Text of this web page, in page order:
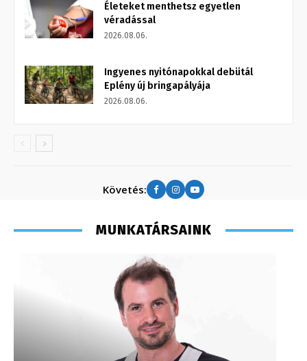
Életeket menthetsz egyetlen
véradással
2026.08.06.
Ingyenes nyitónapokkal debütál
Eplény új bringapályája
2026.08.06.
Követés:
MUNKATÁRSAINK